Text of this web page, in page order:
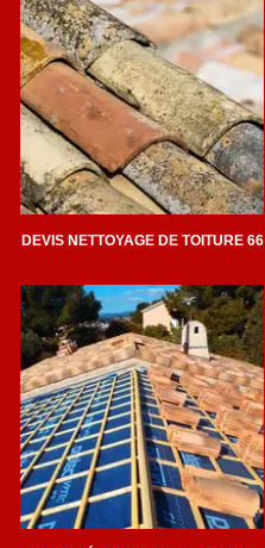
DEVIS NETTOYAGE DE TOITURE 66